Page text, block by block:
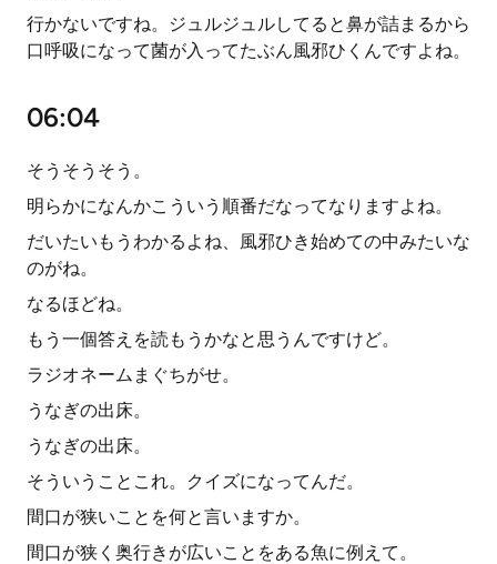
行かないですね。ジュルジュルしてると鼻が詰まるから
口呼吸になって菌が入ってたぶん風邪ひくんですよね。
06:04
そうそうそう。
明らかになんかこういう順番だなってなりますよね。
だいたいもうわかるよね、風邪ひき始めての中みたいな
のがね。
なるほどね。
もう一個答えを読もうかなと思うんですけど。
ラジオネームまぐちがせ。
うなぎの出床。
うなぎの出床。
そういうことこれ。クイズになってんだ。
間口が狭いことを何と言いますか。
間口が狭く奥行きが広いことをある魚に例えて。